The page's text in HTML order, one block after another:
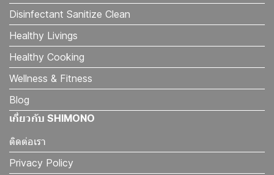
Disinfectant Sanitize Clean
Healthy Livings
Healthy Cooking
Wellness & Fitness
Blog
เกี่ยวกับ SHIMONO
ติดต่อเรา
Privacy Policy